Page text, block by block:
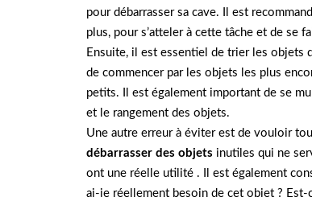
pour débarrasser sa cave. Il est
plus, pour s’atteler à cette tâche et de se
Ensuite, il est essentiel de trier les objets
de commencer par les objets les plus
petits. Il est également important de se
et le rangement des objets.
Une autre erreur à éviter est de vouloir
débarrasser des objets inutiles qui ne
ont une réelle utilité . Il est également
ai-je réellement besoin de cet objet ?